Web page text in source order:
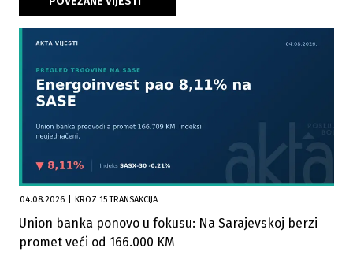
04.08.2026 KROZ 15 TRANSAKCIJA
Union banka ponovo u fokusu: Na Sarajevskoj berzi
promet veći od 166.000 KM